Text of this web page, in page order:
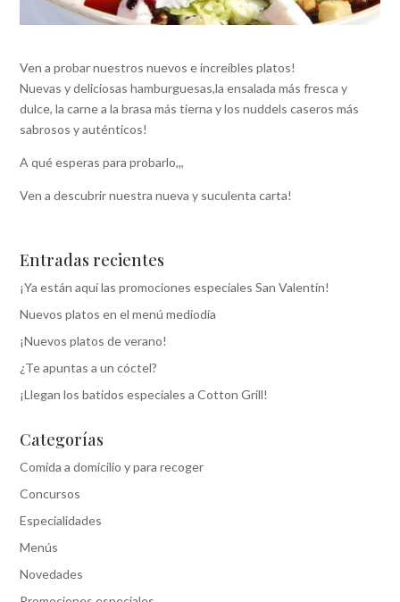
Ven a probar nuestros nuevos e increíbles platos!
Nuevas y deliciosas hamburguesas,la ensalada más fresca y
dulce, la carne a la brasa más tierna y los nuddels caseros más
sabrosos y auténticos!
A qué esperas para probarlo,,,
Ven a descubrir nuestra nueva y suculenta carta!
Entradas recientes
¡Ya están aquí las promociones especiales San Valentín!
Nuevos platos en el menú mediodía
¡Nuevos platos de verano!
¿Te apuntas a un cóctel?
¡Llegan los batidos especiales a Cotton Grill!
Categorías
Comida a domicilio y para recoger
Concursos
Especialidades
Menús
Novedades